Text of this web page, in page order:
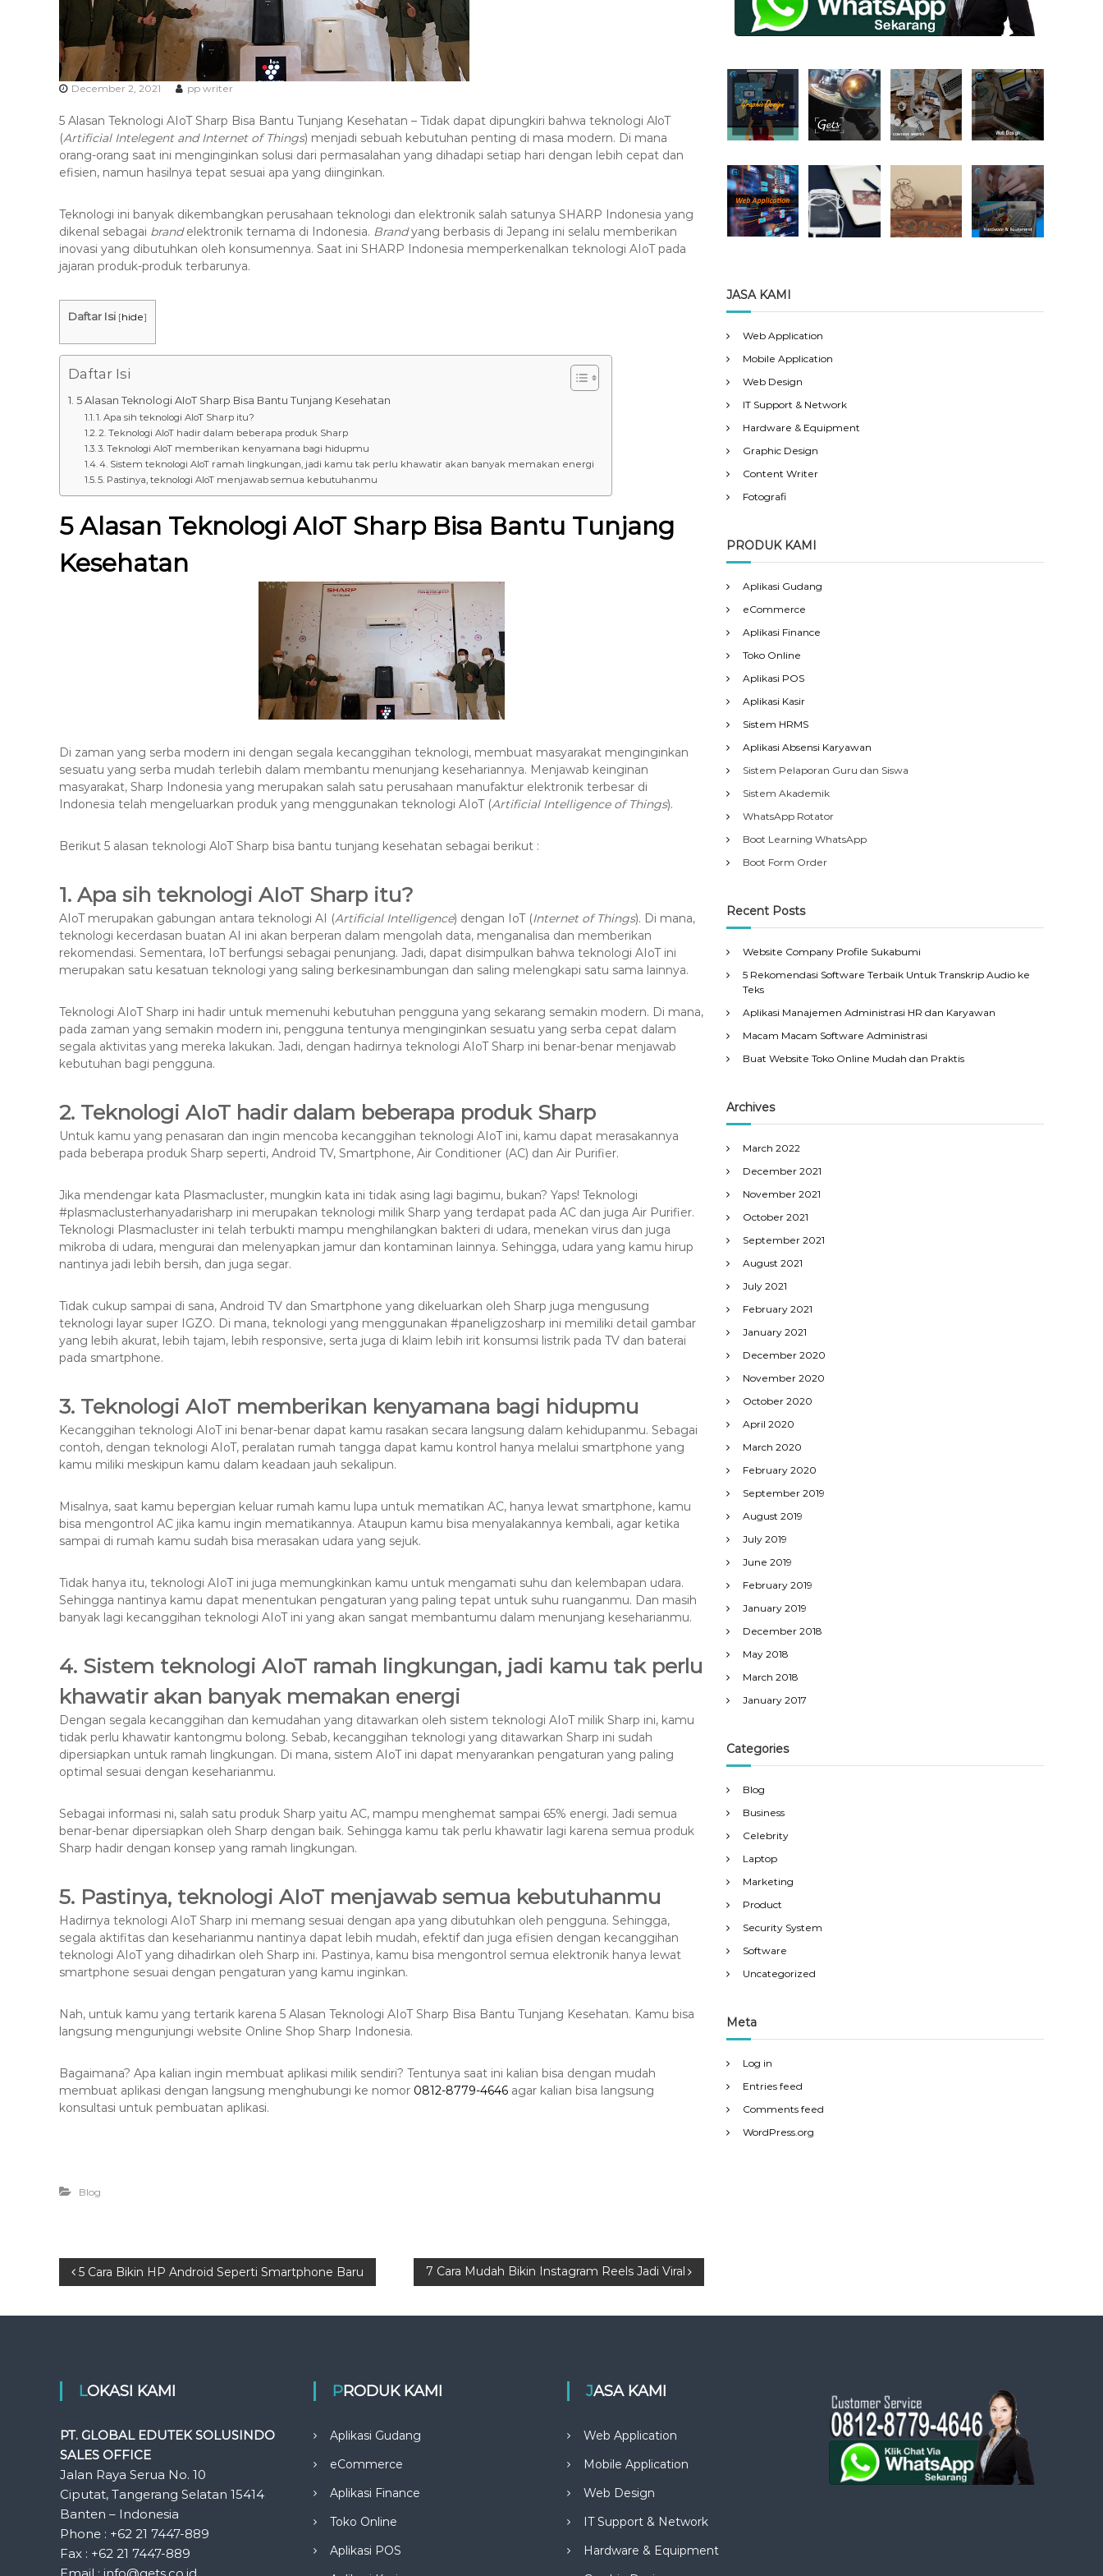
k
a
s
T
r
b
a
k
H
u
b
7
7
9
-
4
6
4
6
December 2, 2021 pp writer
5 Alasan Teknologi AIoT Sharp Bisa Bantu Tunjang Kesehatan – Tidak dapat dipungkiri bahwa teknologi AloT
(Artificial Intelegent and Internet of Things) menjadi sebuah kebutuhan penting di masa modern. Di mana
orang-orang saat ini menginginkan solusi dari permasalahan yang dihadapi setiap hari dengan lebih cepat dan
efisien, namun hasilnya tepat sesuai apa yang diinginkan.
Teknologi ini banyak dikembangkan perusahaan teknologi dan elektronik salah satunya SHARP Indonesia yang
dikenal sebagai brandelektronik ternama di Indonesia. Brandyang berbasis di Jepang ini selalu memberikan
inovasi yang dibutuhkan oleh konsumennya. Saat ini SHARP Indonesia memperkenalkan teknologi AIoT pada
jajaran produk-produk terbarunya.
Daftar Isi [hide]
Daftar Isi
5 Alasan Teknologi AIoT Sharp Bisa Bantu Tunjang Kesehatan
1. Apa sih teknologi AIoT Sharp itu?
2. Teknologi AIoT hadir dalam beberapa produk Sharp
3. Teknologi AIoT memberikan kenyamana bagi hidupmu
4. Sistem teknologi AIoT ramah lingkungan, jadi kamu tak perlu khawatir akan banyak memakan energi
5. Pastinya, teknologi AIoT menjawab semua kebutuhanmu
5 Alasan Teknologi AIoT Sharp Bisa Bantu Tunjang
Kesehatan
Di zaman yang serba modern ini dengan segala kecanggihan teknologi, membuat masyarakat menginginkan
sesuatu yang serba mudah terlebih dalam membantu menunjang kesehariannya. Menjawab keinginan
masyarakat, Sharp Indonesia yang merupakan salah satu perusahaan manufaktur elektronik terbesar di
Indonesia telah mengeluarkan produk yang menggunakan teknologi AIoT (Artificial Intelligence of Things).
Berikut 5 alasan teknologi AloT Sharp bisa bantu tunjang kesehatan sebagai berikut :
1. Apa sih teknologi AIoT Sharp itu?
AIoT merupakan gabungan antara teknologi AI (Artificial Intelligence) dengan IoT (Internet of Things). Di mana,
teknologi kecerdasan buatan AI ini akan berperan dalam mengolah data, menganalisa dan memberikan
rekomendasi. Sementara, IoT berfungsi sebagai penunjang. Jadi, dapat disimpulkan bahwa teknologi AIoT ini
merupakan satu kesatuan teknologi yang saling berkesinambungan dan saling melengkapi satu sama lainnya.
Teknologi AIoT Sharp ini hadir untuk memenuhi kebutuhan pengguna yang sekarang semakin modern. Di mana,
pada zaman yang semakin modern ini, pengguna tentunya menginginkan sesuatu yang serba cepat dalam
segala aktivitas yang mereka lakukan. Jadi, dengan hadirnya teknologi AIoT Sharp ini benar-benar menjawab
kebutuhan bagi pengguna.
2. Teknologi AIoT hadir dalam beberapa produk Sharp
Untuk kamu yang penasaran dan ingin mencoba kecanggihan teknologi AIoT ini, kamu dapat merasakannya
pada beberapa produk Sharp seperti, Android TV, Smartphone, Air Conditioner (AC) dan Air Purifier.
Jika mendengar kata Plasmacluster, mungkin kata ini tidak asing lagi bagimu, bukan? Yaps! Teknologi
#plasmaclusterhanyadarisharp ini merupakan teknologi milik Sharp yang terdapat pada AC dan juga Air Purifier.
Teknologi Plasmacluster ini telah terbukti mampu menghilangkan bakteri di udara, menekan virus dan juga
mikroba di udara, mengurai dan melenyapkan jamur dan kontaminan lainnya. Sehingga, udara yang kamu hirup
nantinya jadi lebih bersih, dan juga segar.
Tidak cukup sampai di sana, Android TV dan Smartphone yang dikeluarkan oleh Sharp juga mengusung
teknologi layar super IGZO. Di mana, teknologi yang menggunakan #paneligzosharp ini memiliki detail gambar
yang lebih akurat, lebih tajam, lebih responsive, serta juga di klaim lebih irit konsumsi listrik pada TV dan baterai
pada smartphone.
3. Teknologi AIoT memberikan kenyamana bagi hidupmu
Kecanggihan teknologi AIoT ini benar-benar dapat kamu rasakan secara langsung dalam kehidupanmu. Sebagai
contoh, dengan teknologi AIoT, peralatan rumah tangga dapat kamu kontrol hanya melalui smartphone yang
kamu miliki meskipun kamu dalam keadaan jauh sekalipun.
Misalnya, saat kamu bepergian keluar rumah kamu lupa untuk mematikan AC, hanya lewat smartphone, kamu
bisa mengontrol AC jika kamu ingin mematikannya. Ataupun kamu bisa menyalakannya kembali, agar ketika
sampai di rumah kamu sudah bisa merasakan udara yang sejuk.
Tidak hanya itu, teknologi AIoT ini juga memungkinkan kamu untuk mengamati suhu dan kelembapan udara.
Sehingga nantinya kamu dapat menentukan pengaturan yang paling tepat untuk suhu ruanganmu. Dan masih
banyak lagi kecanggihan teknologi AIoT ini yang akan sangat membantumu dalam menunjang keseharianmu.
4. Sistem teknologi AIoT ramah lingkungan, jadi kamu tak perlu
khawatir akan banyak memakan energi
Dengan segala kecanggihan dan kemudahan yang ditawarkan oleh sistem teknologi AIoT milik Sharp ini, kamu
tidak perlu khawatir kantongmu bolong. Sebab, kecanggihan teknologi yang ditawarkan Sharp ini sudah
dipersiapkan untuk ramah lingkungan. Di mana, sistem AIoT ini dapat menyarankan pengaturan yang paling
optimal sesuai dengan keseharianmu.
Sebagai informasi ni, salah satu produk Sharp yaitu AC, mampu menghemat sampai 65% energi. Jadi semua
benar-benar dipersiapkan oleh Sharp dengan baik. Sehingga kamu tak perlu khawatir lagi karena semua produk
Sharp hadir dengan konsep yang ramah lingkungan.
5. Pastinya, teknologi AIoT menjawab semua kebutuhanmu
Hadirnya teknologi AIoT Sharp ini memang sesuai dengan apa yang dibutuhkan oleh pengguna. Sehingga,
segala aktifitas dan keseharianmu nantinya dapat lebih mudah, efektif dan juga efisien dengan kecanggihan
teknologi AIoT yang dihadirkan oleh Sharp ini. Pastinya, kamu bisa mengontrol semua elektronik hanya lewat
smartphone sesuai dengan pengaturan yang kamu inginkan.
Nah, untuk kamu yang tertarik karena 5 Alasan Teknologi AIoT Sharp Bisa Bantu Tunjang Kesehatan. Kamu bisa
langsung mengunjungi website Online Shop Sharp Indonesia.
Bagaimana? Apa kalian ingin membuat aplikasi milik sendiri? Tentunya saat ini kalian bisa dengan mudah
membuat aplikasi dengan langsung menghubungi ke nomor 0812-8779-4646 agar kalian bisa langsung
konsultasi untuk pembuatan aplikasi.
Blog
P
o
t
n
a
v
i
5 Cara Bikin HP Android Seperti Smartphone Baru 7 Cara Mudah Bikin Instagram Reels Jadi Viral
JASA KAMI
Web Application
Mobile Application
Web Design
IT Support & Network
Hardware & Equipment
Graphic Design
Content Writer
Fotografi
PRODUK KAMI
Aplikasi Gudang
eCommerce
Aplikasi Finance
Toko Online
Aplikasi POS
Aplikasi Kasir
Sistem HRMS
Aplikasi Absensi Karyawan
Sistem Pelaporan Guru dan Siswa
Sistem Akademik
WhatsApp Rotator
Boot Learning WhatsApp
Boot Form Order
Recent Posts
Website Company Profile Sukabumi
5 Rekomendasi Software Terbaik Untuk Transkrip Audio ke
Teks
Aplikasi Manajemen Administrasi HR dan Karyawan
Macam Macam Software Administrasi
Buat Website Toko Online Mudah dan Praktis
Archives
March 2022
December 2021
November 2021
October 2021
September 2021
August 2021
July 2021
February 2021
January 2021
December 2020
November 2020
October 2020
April 2020
March 2020
February 2020
September 2019
August 2019
July 2019
June 2019
February 2019
January 2019
December 2018
May 2018
March 2018
January 2017
Categories
Blog
Business
Celebrity
Laptop
Marketing
Product
Security System
Software
Uncategorized
Meta
Log in
Entries feed
Comments feed
WordPress.org
LOKASI KAMI
PT. GLOBAL EDUTEK SOLUSINDO
SALES OFFICE
Jalan Raya Serua No. 10
Ciputat, Tangerang Selatan 15414
Banten – Indonesia
Phone : +62 21 7447-889
Fax : +62 21 7447-889
PRODUK KAMI
Aplikasi Gudang
eCommerce
Aplikasi Finance
Toko Online
Aplikasi POS
JASA KAMI
Web Application
Mobile Application
Web Design
IT Support & Network
Hardware & Equipment